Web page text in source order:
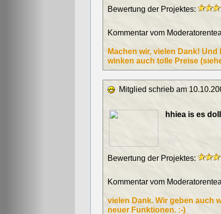
Bewertung der Projektes:
Kommentar vom
Machen wir, vielen Dank!
winken auch tolle Preise
Mitglied schrieb am
hhiea is es
Bewertung der Projektes:
Kommentar vom
vielen Dank. Wir geben auch
neuer Funktionen. :-)